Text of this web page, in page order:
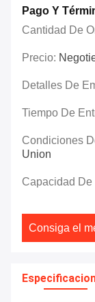
Pago Y
Cantidad De
Precio:
Detalles De
Tiempo De
Condiciones
Union
Capacidad De
Consiga el